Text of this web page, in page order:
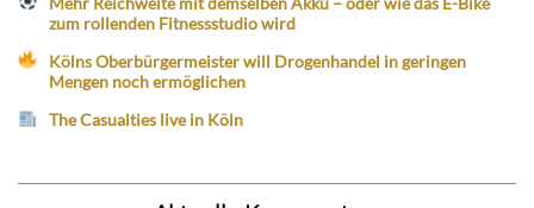
zum rollenden Fitnessstudio wird
Kölns Oberbürgermeister will Drogenhandel in geringen
Mengen noch ermöglichen
The Casualties live in Köln